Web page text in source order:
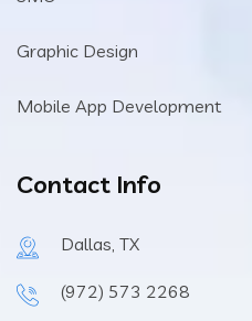
Graphic Design
Mobile App Development
Contact Info
Dallas, TX
(972) 573 2268